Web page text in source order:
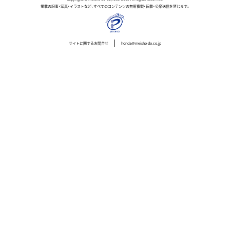
掲載の記事・写真・イラストなど、すべてのコンテンツの無断複製・転載・公衆送信を禁じます。
サイトに関するお問合せ honda@meisho-do.co.jp